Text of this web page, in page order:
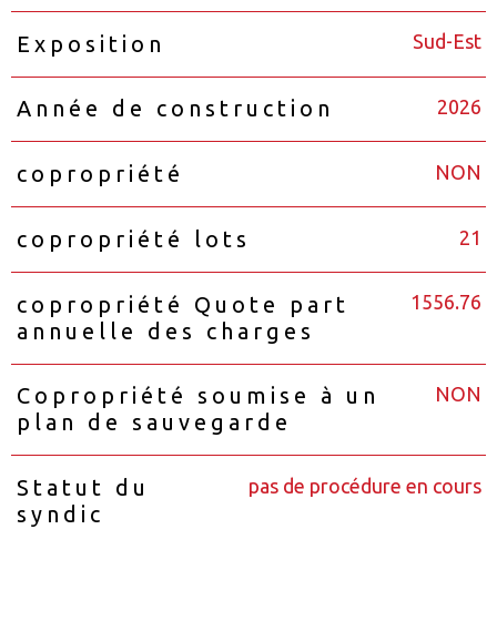
Exposition Sud-Est
Année de construction 2026
copropriété NON
copropriété lots 21
copropriété Quote part
annuelle des charges
1556.76
Copropriété soumise à un
plan de sauvegarde
NON
Statut du
syndic
pas de procédure en cours